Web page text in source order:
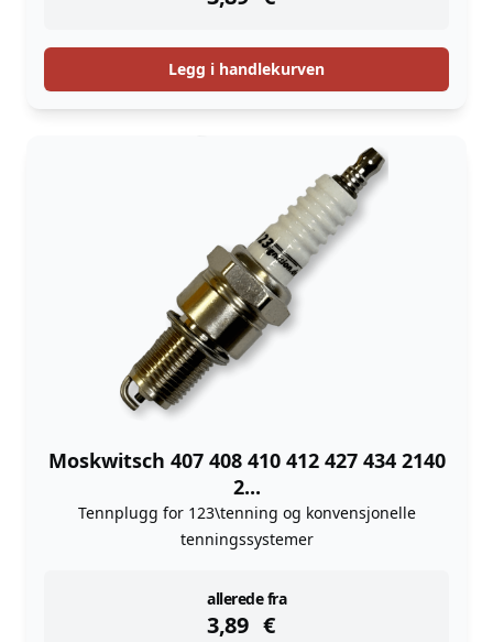
Legg i handlekurven
Moskwitsch 407 408 410 412 427 434 2140
2...
Tennplugg for 123\tenning og konvensjonelle
tenningssystemer
allerede fra
3,89 €
instock